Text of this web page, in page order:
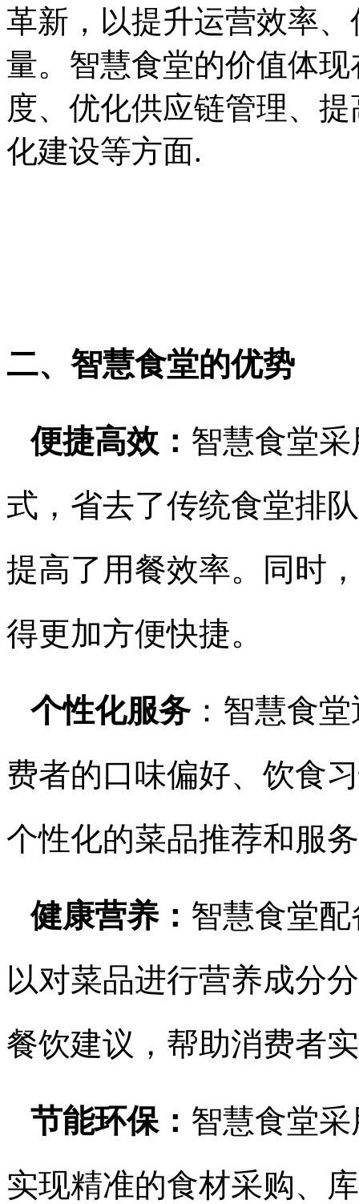
革新，以提升运营效率
量。智慧食堂的价值体
度、优化供应链管理、
化建设等方面.
二、智慧食堂的优势
便捷高效： 智慧食堂
式，省去了传统食堂排
提高了用餐效率。同时
得更加方便快捷。
个性化服务：智慧食
费者的口味偏好、饮食
个性化的菜品推荐和服
健康营养： 智慧食堂
以对菜品进行营养成分
餐饮建议，帮助消费者
节能环保： 智慧食堂
实现精准的食材采购、